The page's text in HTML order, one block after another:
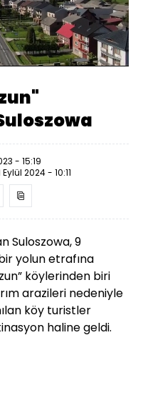
480
Oynatma
Hızı
- 15:19
Eylül 2024 - 10:11
Suloszowa, 9
yolun etrafına
köylerinden biri
arazileri nedeniyle
köy turistler
haline geldi.